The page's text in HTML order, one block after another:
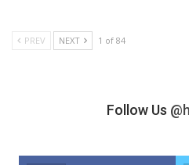
PREV NEXT 1 of 84
Follow Us